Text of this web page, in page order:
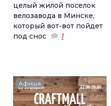
целый жилой поселок
велозавода в Минске,
который вот-вот пойдет
под снос
1
Афиша